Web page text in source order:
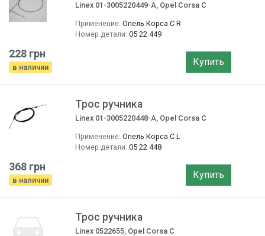
Linex 01-3005220449-A, Opel Corsa C
Применение: Опель Корса C R
Номер детали: 05 22 449
228 грн
в наличии Купить
Трос ручника
Linex 01-3005220448-A, Opel Corsa C
Применение: Опель Корса C L
Номер детали: 05 22 448
368 грн
в наличии Купить
Трос ручника
Linex 0522655, Opel Corsa C